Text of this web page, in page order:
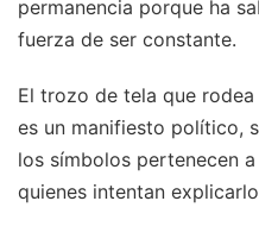
permanencia porque ha
fuerza de ser constante.
El trozo de tela que
es un manifiesto político,
los símbolos pertenecen
quienes intentan